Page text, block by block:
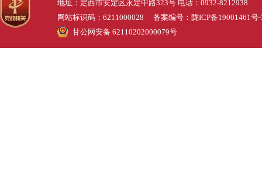
地址：定西市安定区永定中路323号 电话：0932-8212938
网站标识码：6211000028 备案编号： 陇ICP备19001461号
甘公网安备 62110202000079号